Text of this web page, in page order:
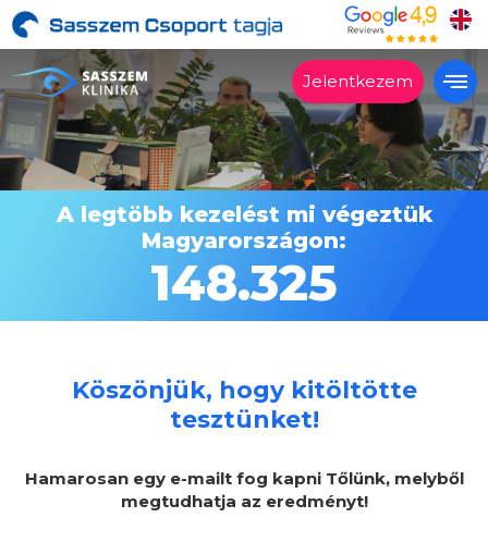
Jelentkezem
Alkalmas?
Kezelések
Árak
Miért a Sasszemklinika?
Szakrendelés
A legtöbb kezelést mi végeztük
Magyarországon:
148.325
Köszönjük, hogy kitöltötte
tesztünket!
Hamarosan egy e-mailt fog kapni Tőlünk, melyből
megtudhatja az eredményt!